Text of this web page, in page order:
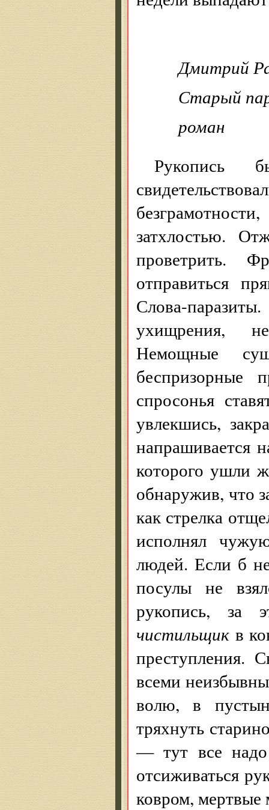
Дмитрий
Старый
роман
Рукопись
затхлостью.
проветрить.
отправиться
Слова-
ухищрения,
Немощные
беспризорные
спросонья
увлекшись,
напрашивается
которого ушли
обнаружив, что
как стрелка
исполнял
людей. Если б
посулы не
рукопись, за
чистильщик в
преступления.
всеми
волю, в
тряхнуть
— тут все
отсиживаться
ковром, мертвые